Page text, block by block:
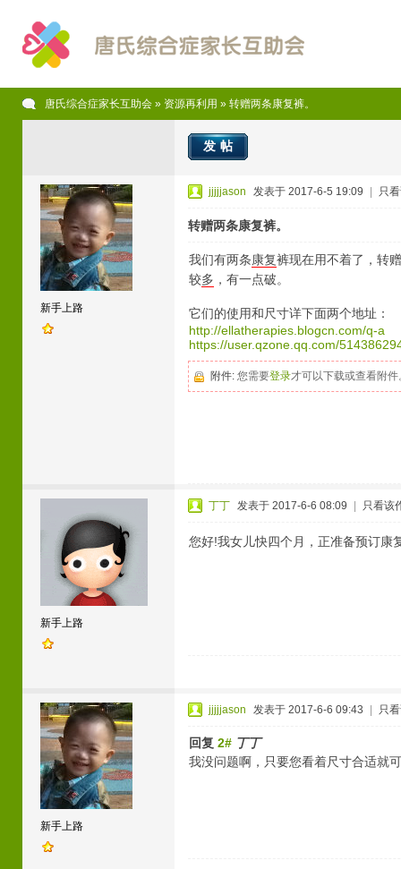
唐氏综合症家长互助会» 资源再利用 » 转赠两条康复裤。
发帖
新手上路
jjjjjason 发表于 2017-6-5 19:09 只
转赠两条康复裤。
我们有两条康复裤现在用不着了，转
较多 ，有一点破。
它们的使用和尺寸详下面两个地址：
http://ellatherapies.blogcn.com/q-a
https://user.qzone.qq.com/
附件: 您需要登录才可以下载或查看附
新手上路
丁丁 发表于 2017-6-6 08:09 只看该
您好!我女儿快四个月，正准备预订康
新手上路
jjjjjason 发表于 2017-6-6 09:43 只
回复 2# 丁丁
我没问题啊，只要您看着尺寸合适就